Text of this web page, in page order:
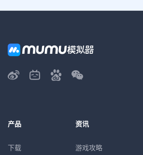
产品
下载
资讯
游戏攻略